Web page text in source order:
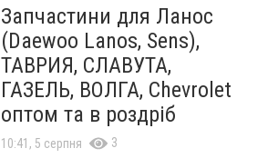
Запчастини для Ланос
(Daewoo Lanos, Sens),
ТАВРИЯ, СЛАВУТА,
ГАЗЕЛЬ, ВОЛГА, Chevrolet
оптом та в роздріб
10:41, 5 серпня 3